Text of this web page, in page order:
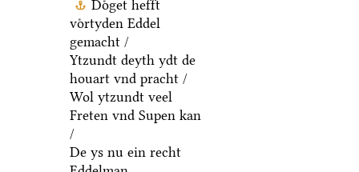
Doͤget hefft
voͤrtyden Eddel
gemacht /
Ytzundt deyth ydt de
houart vnd pracht /
Wol ytzundt veel
Freten vnd Supen kan
/
De ys nu ein recht